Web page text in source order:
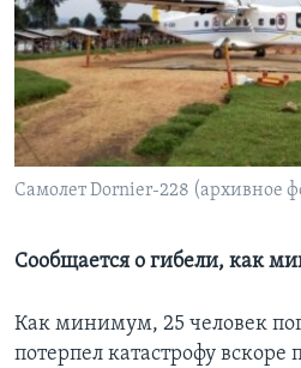
Learning English
СОЦИАЛЬНЫЕ СЕТИ
Cамолет Dornier-228 (архивное
Сообщается о гибели, как
Как минимум, 25 человек
потерпел катастрофу вскоре